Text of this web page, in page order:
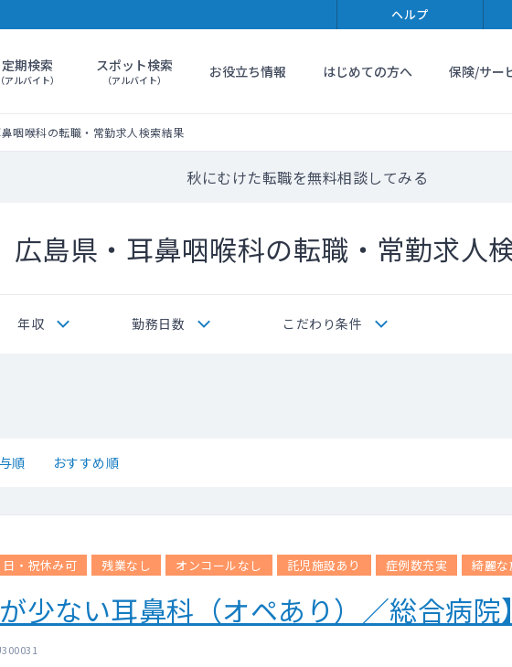
ヘルプ
定期検索
（アルバイト）
スポット検索
（アルバイト） お役立ち情報 はじめての方へ 保険/サー
咽喉科の転職・常勤求人検索結果
秋にむけた転職を無料相談してみる
広島県・耳鼻咽喉科の転職・常勤求人
年収 勤務日数 こだわり条件
順 おすすめ順
日・祝休み可 残業なし オンコールなし 託児施設あり 症例数充実 綺麗な
少ない耳鼻科（オペあり）／総合病院】